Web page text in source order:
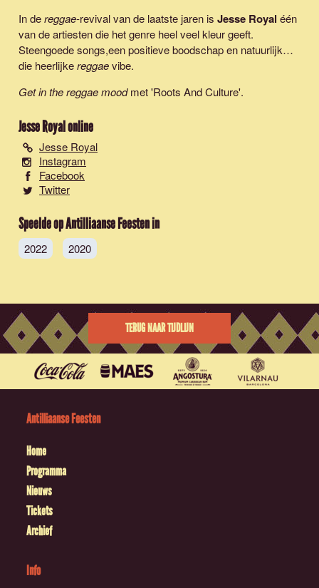
In dereggae-revival van de laatste jaren is Jesse Royal één
van de artiesten die het genre heel veel kleur geeft.
Steengoede songs,een positieve boodschap en natuurlijk…
die heerlijkereggaevibe.
Get in the reggae moodmet'Roots And Culture'.
Jesse Royalonline
Jesse Royal
Instagram
Facebook
Twitter
Speelde op Antilliaanse Feesten in
2022 2020
TERUG NAAR TIJDLIJN
Antilliaanse Feesten
Home
Programma
Nieuws
Tickets
Archief
Info